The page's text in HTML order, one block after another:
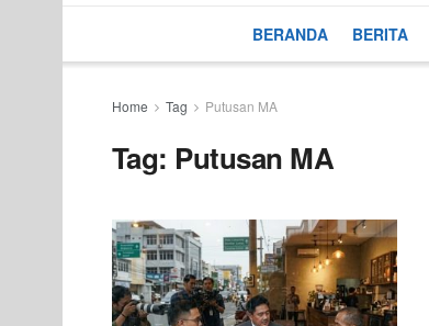
BERANDA BERITA
Home Tag Putusan MA
Tag: Putusan MA